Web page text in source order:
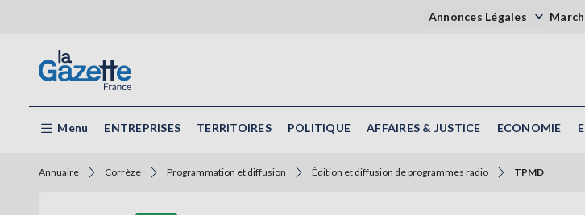
Annonces Légales
Menu ENTREPRISES TERRITOIRES POLITIQUE AFFAIRES & JUSTICE ECONOMIE
Annuaire Corrèze Programmation et diffusion Édition et diffusion de programmes radio TPMD